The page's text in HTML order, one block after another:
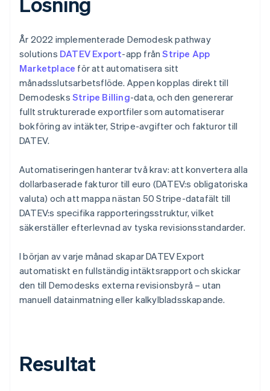
År 2022 implementerade Demodesk pathway
solutions DATEV Export-app frånStripe App
Marketplace för att automatisera sitt
månadsslutsarbetsflöde. Appen kopplas direkt till
Demodesks Stripe Billing-data, och den genererar
fullt strukturerade exportfiler som automatiserar
bokföring av intäkter, Stripe-avgifter och fakturor till
DATEV.
Automatiseringen hanterar två krav: att konvertera alla
dollarbaserade fakturor till euro (DATEV:s obligatoriska
valuta) och att mappa nästan 50 Stripe-datafält till
DATEV:s specifika rapporteringsstruktur, vilket
säkerställer efterlevnad av tyska revisionsstandarder.
I början av varje månad skapar DATEV Export
automatiskt en fullständig intäktsrapport och skickar
den till Demodesks externa revisionsbyrå – utan
manuell datainmatning eller kalkylbladsskapande.
Resultat